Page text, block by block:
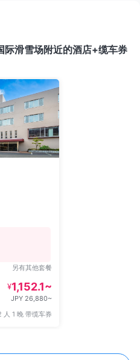
际滑雪场附近的酒店+缆车券
另有其他套餐
¥1,152.1~
JPY 26,880~
人 1 晚 带缆车券